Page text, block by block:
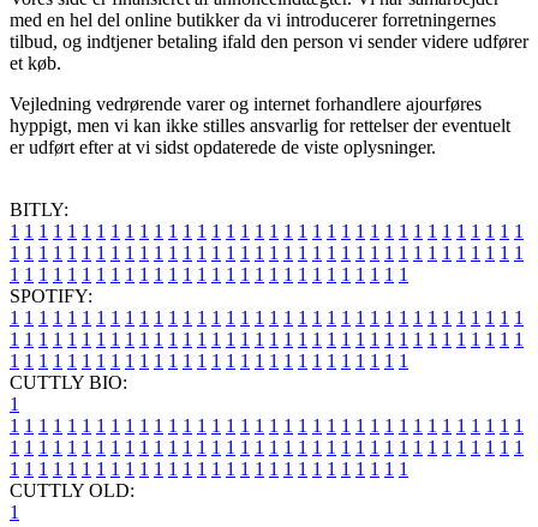
med en hel del online butikker da vi introducerer forretningernes
tilbud, og indtjener betaling ifald den person vi sender videre udfører
et køb.
Vejledning vedrørende varer og internet forhandlere ajourføres
hyppigt, men vi kan ikke stilles ansvarlig for rettelser der eventuelt
er udført efter at vi sidst opdaterede de viste oplysninger.
BITLY:
1 1 1 1 1 1 1 1 1 1 1 1 1 1 1 1 1 1 1 1 1 1 1 1 1 1 1 1 1 1 1 1 1 1 1 1
1 1 1 1 1 1 1 1 1 1 1 1 1 1 1 1 1 1 1 1 1 1 1 1 1 1 1 1 1 1 1 1 1 1 1 1
1 1 1 1 1 1 1 1 1 1 1 1 1 1 1 1 1 1 1 1 1 1 1 1 1 1 1 1
SPOTIFY:
1 1 1 1 1 1 1 1 1 1 1 1 1 1 1 1 1 1 1 1 1 1 1 1 1 1 1 1 1 1 1 1 1 1 1 1
1 1 1 1 1 1 1 1 1 1 1 1 1 1 1 1 1 1 1 1 1 1 1 1 1 1 1 1 1 1 1 1 1 1 1 1
1 1 1 1 1 1 1 1 1 1 1 1 1 1 1 1 1 1 1 1 1 1 1 1 1 1 1 1
CUTTLY BIO:
1
1 1 1 1 1 1 1 1 1 1 1 1 1 1 1 1 1 1 1 1 1 1 1 1 1 1 1 1 1 1 1 1 1 1 1 1
1 1 1 1 1 1 1 1 1 1 1 1 1 1 1 1 1 1 1 1 1 1 1 1 1 1 1 1 1 1 1 1 1 1 1 1
1 1 1 1 1 1 1 1 1 1 1 1 1 1 1 1 1 1 1 1 1 1 1 1 1 1 1 1
CUTTLY OLD:
1